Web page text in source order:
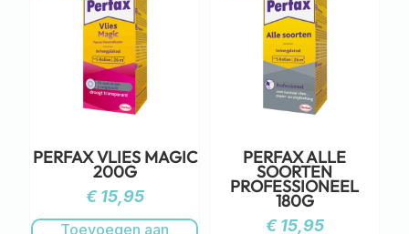
PERFAX VLIES MAGIC
200G
€15,95
Toevoegen aan
PERFAX ALLE
SOORTEN
PROFESSIONEEL
180G
€15,95